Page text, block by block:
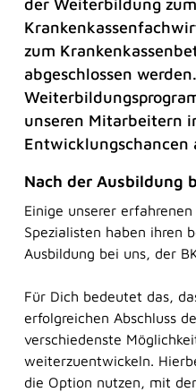
der Weiterbildung zum
zum
abgeschlossen
unseren Mitarbeitern
Entwicklungschancen
Nach der Ausbildung
Einige unserer
Spezialisten haben ihren
Ausbildung bei uns, der
Für Dich bedeutet das,
erfolgreichen Abschluss
verschiedenste
weiterzuentwickeln.
die Option nutzen, mit